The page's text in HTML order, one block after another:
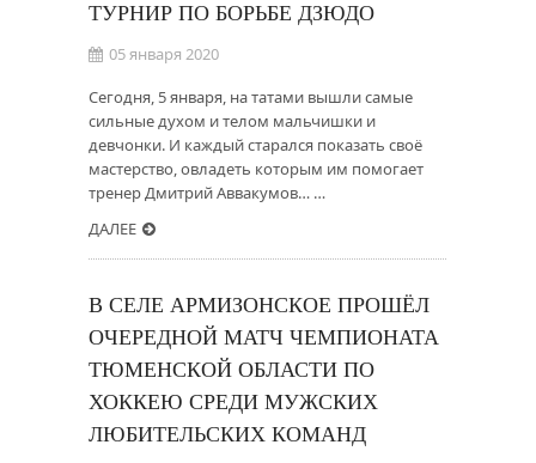
ТУРНИР ПО БОРЬБЕ ДЗЮДО
05 января 2020
Сегодня, 5 января, на татами вышли самые
сильные духом и телом мальчишки и
девчонки. И каждый старался показать своё
мастерство, овладеть которым им помогает
тренер Дмитрий Аввакумов… …
ДАЛЕЕ
В СЕЛЕ АРМИЗОНСКОЕ ПРОШЁЛ
ОЧЕРЕДНОЙ МАТЧ ЧЕМПИОНАТА
ТЮМЕНСКОЙ ОБЛАСТИ ПО
ХОККЕЮ СРЕДИ МУЖСКИХ
ЛЮБИТЕЛЬСКИХ КОМАНД